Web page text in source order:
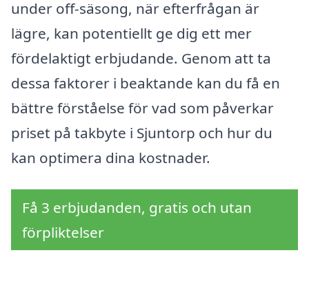
under off-säsong, när efterfrågan är
lägre, kan potentiellt ge dig ett mer
fördelaktigt erbjudande. Genom att ta
dessa faktorer i beaktande kan du få en
bättre förståelse för vad som påverkar
priset på takbyte i Sjuntorp och hur du
kan optimera dina kostnader.
Få 3 erbjudanden, gratis och utan
förpliktelser